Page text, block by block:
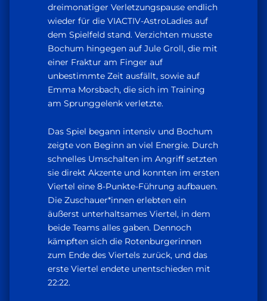
dreimonatiger Verletzungspause endlich
wieder für die VIACTIV-AstroLadies auf
dem Spielfeld stand. Verzichten musste
Bochum hingegen auf Jule Groll, die mit
einer Fraktur am Finger auf
unbestimmte Zeit ausfällt, sowie auf
Emma Morsbach, die sich im Training
am Sprunggelenk verletzte.
Das Spiel begann intensiv und Bochum
zeigte von Beginn an viel Energie. Durch
schnelles Umschalten im Angriff setzten
sie direkt Akzente und konnten im ersten
Viertel eine 8-Punkte-Führung aufbauen.
Die Zuschauer*innen erlebten ein
äußerst unterhaltsames Viertel, in dem
beide Teams alles gaben. Dennoch
kämpften sich die Rotenburgerinnen
zum Ende des Viertels zurück, und das
erste Viertel endete unentschieden mit
22:22.